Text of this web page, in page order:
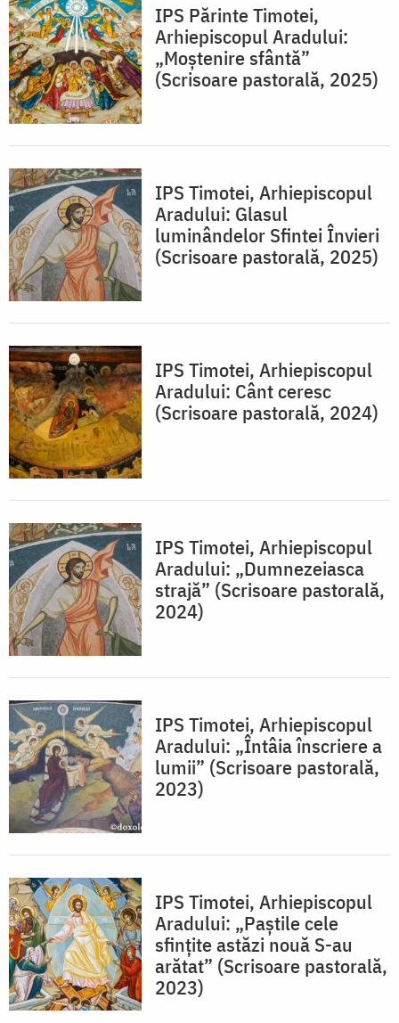
IPS Părinte Timotei,
Arhiepiscopul Aradului:
„Moștenire sfântă”
(Scrisoare pastorală, 2025)
IPS Timotei, Arhiepiscopul
Aradului: Glasul
luminândelor Sfintei Învieri
(Scrisoare pastorală, 2025)
IPS Timotei, Arhiepiscopul
Aradului: Cânt ceresc
(Scrisoare pastorală, 2024)
IPS Timotei, Arhiepiscopul
Aradului: „Dumnezeiasca
strajă” (Scrisoare pastorală,
2024)
IPS Timotei, Arhiepiscopul
Aradului: „Întâia înscriere a
lumii” (Scrisoare pastorală,
2023)
IPS Timotei, Arhiepiscopul
Aradului: „Paştile cele
sfinţite astăzi nouă S-au
arătat” (Scrisoare pastorală,
2023)